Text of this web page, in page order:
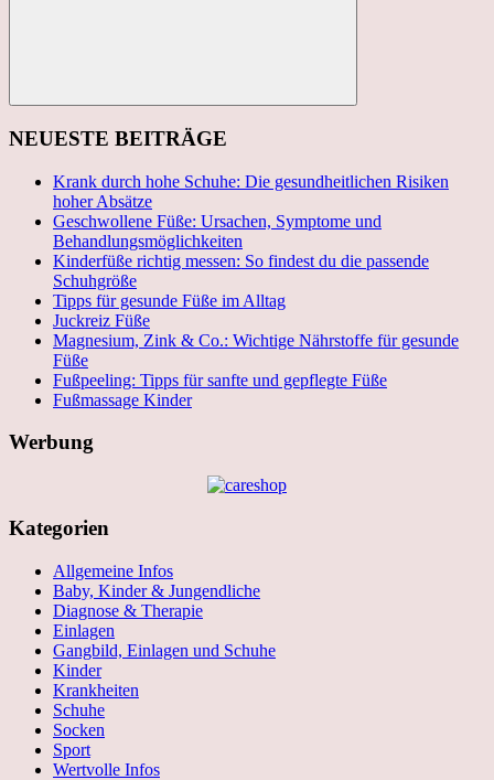
Suchen
NEUESTE BEITRÄGE
Krank durch hohe Schuhe: Die gesundheitlichen Risiken
hoher Absätze
Geschwollene Füße: Ursachen, Symptome und
Behandlungsmöglichkeiten
Kinderfüße richtig messen: So findest du die passende
Schuhgröße
Tipps für gesunde Füße im Alltag
Juckreiz Füße
Magnesium, Zink & Co.: Wichtige Nährstoffe für gesunde
Füße
Fußpeeling: Tipps für sanfte und gepflegte Füße
Fußmassage Kinder
Werbung
Kategorien
Allgemeine Infos
Baby, Kinder & Jungendliche
Diagnose & Therapie
Einlagen
Gangbild, Einlagen und Schuhe
Kinder
Krankheiten
Schuhe
Socken
Sport
Wertvolle Infos